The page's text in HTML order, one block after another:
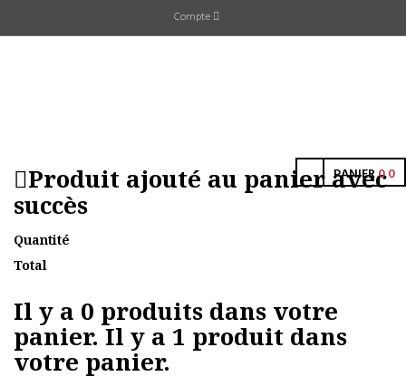
Compte
PANIER00
Produit ajouté au panier avec
succès
Quantité
Total
Il y a 0 produits dans votre
panier.Il y a 1 produit dans
votre panier.